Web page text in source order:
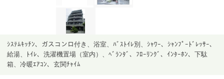
ｼｽﾃﾑｷｯﾁﾝ、ガスコンロ付き、浴室、ﾊﾞｽﾄｲﾚ別、ｼｬﾜｰ、ｼｬﾝﾌﾟｰﾄﾞﾚｯｻｰ、
給湯、ﾄｲﾚ、洗濯機置場（室内）、ﾍﾞﾗﾝﾀﾞ、ﾌﾛｰﾘﾝｸﾞ、ｲﾝﾀｰﾎﾝ、下駄
箱、冷暖ｴｱｺﾝ、玄関ﾁｬｲﾑ